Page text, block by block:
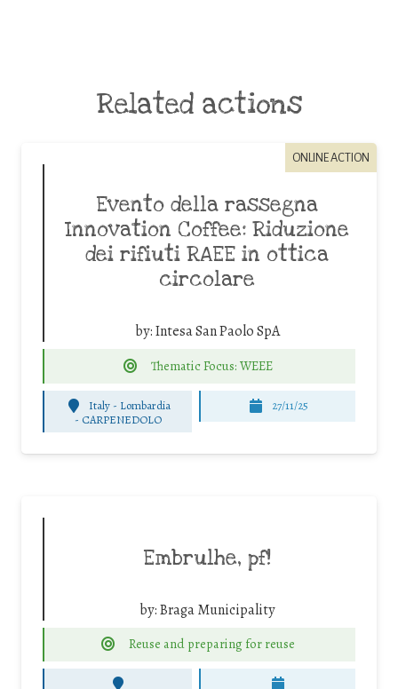
Related actions
ONLINE ACTION
Evento della rassegna
Innovation Coffee: Riduzione
dei rifiuti RAEE in ottica
circolare
by:Intesa San Paolo SpA
Thematic Focus: WEEE
Italy - Lombardia
- CARPENEDOLO
27/11/25
Embrulhe, pf!
by:Braga Municipality
Reuse and preparing for reuse